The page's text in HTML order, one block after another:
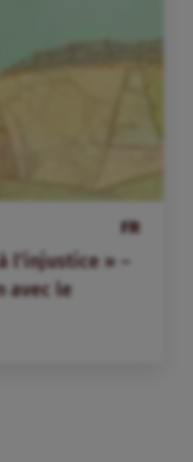
FR
l’injustice » –
avec le